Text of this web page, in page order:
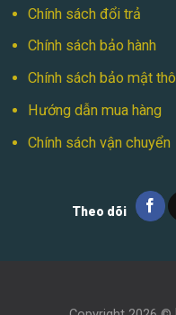
Chính sách đổi trả
Chính sách bảo hành
Chính sách bảo mật
Hướng dẫn mua hàng
Chính sách vận chuyển
Theo dõi